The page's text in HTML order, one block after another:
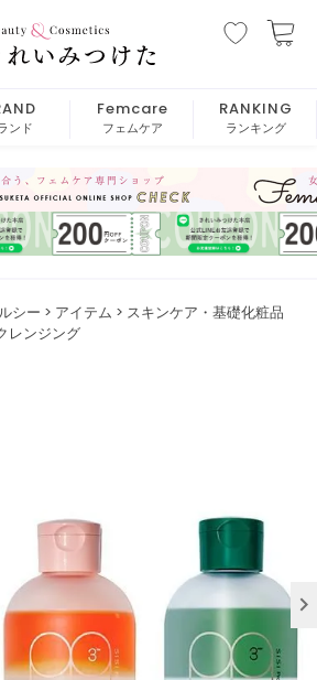
ンド
Femcare
フェムケア
RANKING
ランキング
シー アイテム
スキンケア・基礎化粧品
レンジング